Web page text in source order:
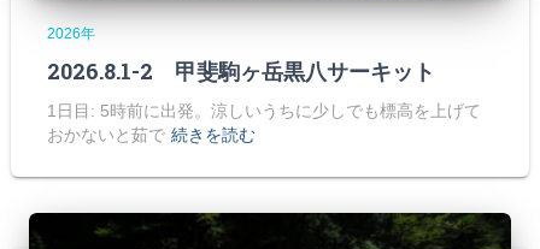
2026年
2026.8.1-2 甲斐駒ヶ岳黒八サーキット
1日目: 5時前に出発。涼しいうちに少しでも標高を上げて
おかないと茹で 続きを読む